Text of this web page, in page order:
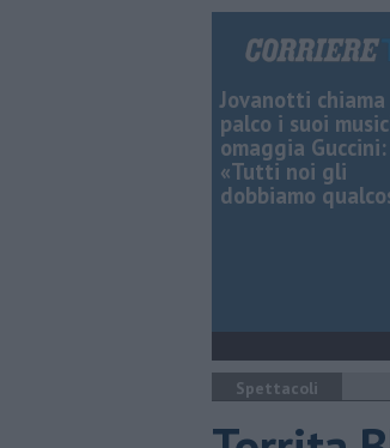
Jovanotti
palco i suoi
omaggia Guccini:
«Tutti noi gli
dobbiamo
Spettacoli